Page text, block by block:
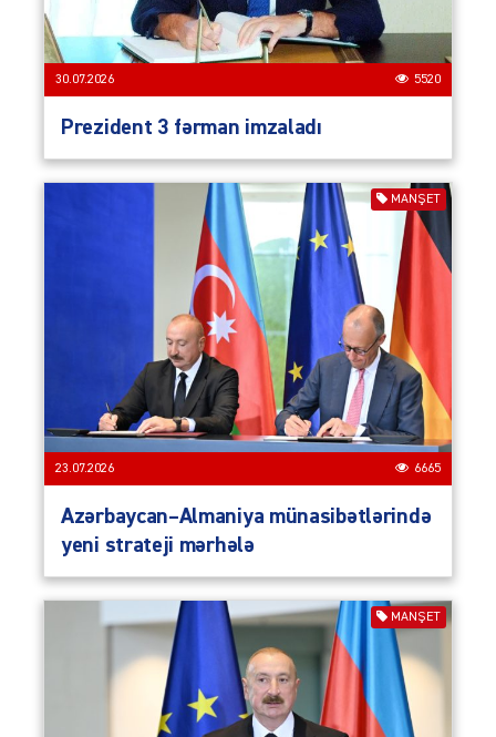
30.07.2026 5520
Prezident 3 fərman imzaladı
MANŞET
23.07.2026 6665
Azərbaycan–Almaniya münasibətlərində
yeni strateji mərhələ
MANŞET